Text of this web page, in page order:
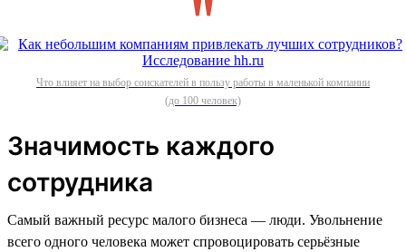
Что влияет на выбор соискателей в пользу работы в маленькой компании
(до 100 человек)
Значимость каждого
сотрудника
Самый важный ресурс малого бизнеса — люди. Увольнение
всего одного человека может спровоцировать серьёзные